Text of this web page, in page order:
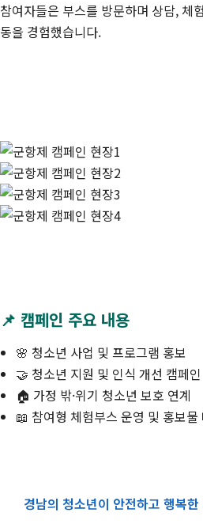
참여자들은 부스를 방문하며 상담, 체
동을 경험했습니다.
📌 캠페인 주요 내용
🌸 청소년 사업 및 프로그램 홍보
🤝 청소년 지원 및 인식 개선 캠페인
🏠 가정 밖·위기 청소년 보호 연계
📖 참여형 체험부스 운영 및 홍보물
경남의 청소년이 안전하고 행복